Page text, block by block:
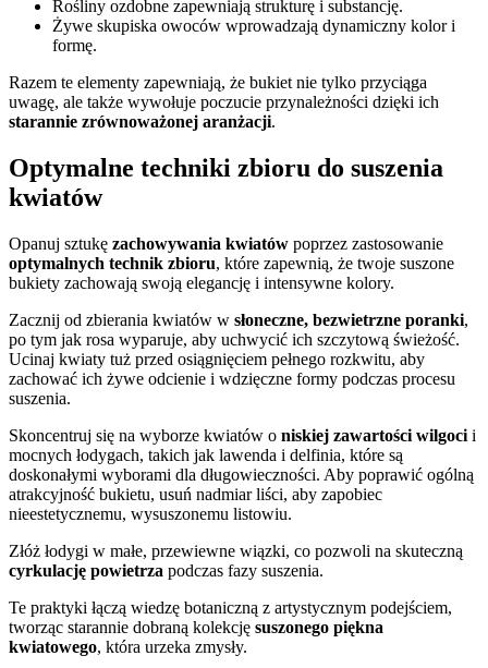
Rośliny ozdobne zapewniają strukturę i substancję.
Żywe skupiska owoców wprowadzają dynamiczny kolor i
formę.
Razem te elementy zapewniają, że bukiet nie tylko przyciąga
uwagę, ale także wywołuje poczucie przynależności dzięki ich
starannie zrównoważonej aranżacji.
Optymalne techniki zbioru do suszenia
kwiatów
Opanuj sztukę zachowywania kwiatów poprzez zastosowanie
optymalnych technik zbioru, które zapewnią, że twoje suszone
bukiety zachowają swoją elegancję i intensywne kolory.
Zacznij od zbierania kwiatów w słoneczne, bezwietrzne poranki,
po tym jak rosa wyparuje, aby uchwycić ich szczytową świeżość.
Ucinaj kwiaty tuż przed osiągnięciem pełnego rozkwitu, aby
zachować ich żywe odcienie i wdzięczne formy podczas procesu
suszenia.
Skoncentruj się na wyborze kwiatów o niskiej zawartości wilgoci i
mocnych łodygach, takich jak lawenda i delfinia, które są
doskonałymi wyborami dla długowieczności. Aby poprawić ogólną
atrakcyjność bukietu, usuń nadmiar liści, aby zapobiec
nieestetycznemu, wysuszonemu listowiu.
Złóż łodygi w małe, przewiewne wiązki, co pozwoli na skuteczną
cyrkulację powietrza podczas fazy suszenia.
Te praktyki łączą wiedzę botaniczną z artystycznym podejściem,
tworząc starannie dobraną kolekcję suszonego piękna
kwiatowego, która urzeka zmysły.